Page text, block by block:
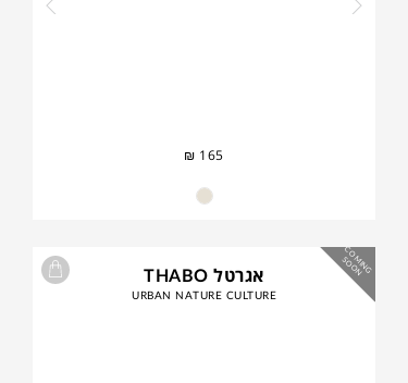
₪ 165
C
O
M
IN
G
S
O
O
N אגרטל THABO
URBAN NATURE CULTURE